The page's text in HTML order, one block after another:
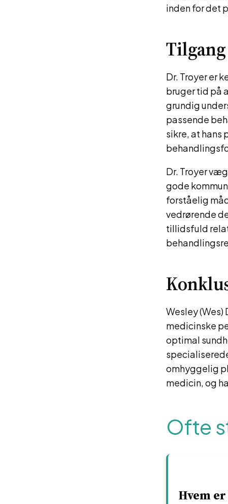
inden for det
Dr. Troyer er
bruger tid på
grundig
passende
sikre, at hans
Dr. Troyer
gode
forståelig
vedrørende
tillidsfuld
Wesley
medicinske
optimal
omhyggelig
medicin, og
Ofte
Hvem er